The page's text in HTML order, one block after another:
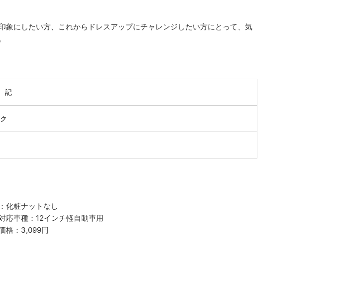
にしたい方、これからドレスアップにチャレンジしたい方にとって、気
記
化粧ナットなし
応車種：12インチ軽自動車用
格：3,099円